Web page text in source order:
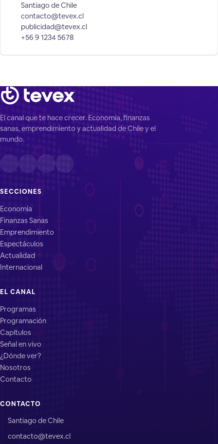
Santiago de Chile
contacto@tevex.cl
publicidad@tevex.cl
+56 9 1234 5678
El canal que te hace crecer. Economía, finanzas
sanas, emprendimiento y actualidad de Chile y el
mundo.
SECCIONES
Economía
Finanzas Sanas
Emprendimiento
Espectáculos
Actualidad
Internacional
EL CANAL
Programas
Programación
Capítulos
Señal en vivo
¿Dónde ver?
Nosotros
Contacto
CONTACTO
Santiago de Chile
contacto@tevex.cl